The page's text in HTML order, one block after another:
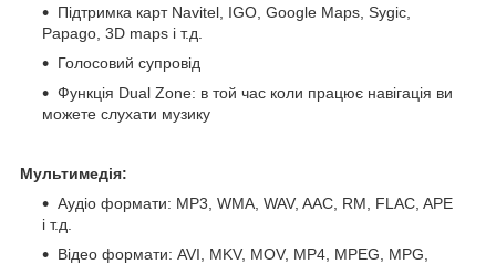
Підтримка карт Navitel, IGO, Google Maps, Sygic,
Papago, 3D maps і т.д.
Голосовий супровід
Функція Dual Zone: в той час коли працює навігація ви
можете слухати музику
Мультимедія:
Аудіо формати: MP3, WMA, WAV, AAC, RM, FLAC, APE
і т.д.
Відео формати: AVI, MKV, MOV, MP4, MPEG, MPG,